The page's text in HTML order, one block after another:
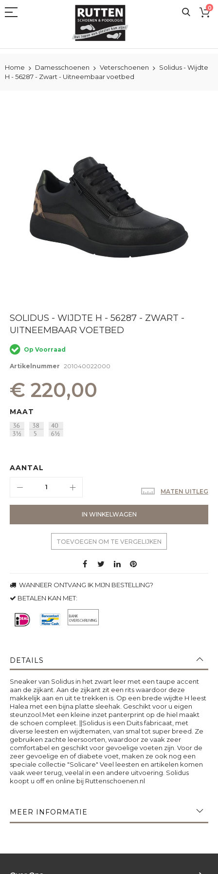
naar
0
Home Damesschoenen Veterschoenen
Solidus - Wijdte
H - 56287 - Zwart - Uitneembaar voetbed
Ga
het
van
de
afbeeldingen-
SOLIDUS - WIJDTE H - 56287 - ZWART -
UITNEEMBAAR VOETBED
Op Voorraad
Artikelnummer 201040022000
€ 220,00
MAAT
AANTAL
IN WINKELWAGEN
MATEN UITLEG
TOEVOEGEN OM TE VERGELIJKEN
WANNEER ONTVANG IK MIJN BESTELLING?
BETALEN KAN MET:
DETAILS
Sneaker van Solidus in het zwart leer met een taupe accent
aan de zijkant. Aan de zijkant zit een rits waardoor deze
makkelijk aan en uit te trekken is. Op een brede wijdte H leest
Halea met een bijna platte sleehak. Geschikt voor u eigen
steunzool.Met een kleine inzet panterprint op de hiel maakt
de schoen compleet. ||Solidus is een Duits fabricaat, met
diverse leesten en wijdtematen, van smal tot super breed. Ze
gebruiken zachte leersoorten, waardoor ze vaak zeer
comfortabel en geschikt voor gevoelige voeten zijn. Voor de
zeer gevoelige en of diabete voet, maken ze ook nog een
speciale collectie "Solicare" Veel leesten en artikelen komen
vaak weer terug, veelal in een andere uitvoering. Solidus
koopt u off en online bij Ruttenschoenen.nl
MEER INFORMATIE